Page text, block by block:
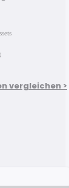
vergleichen >